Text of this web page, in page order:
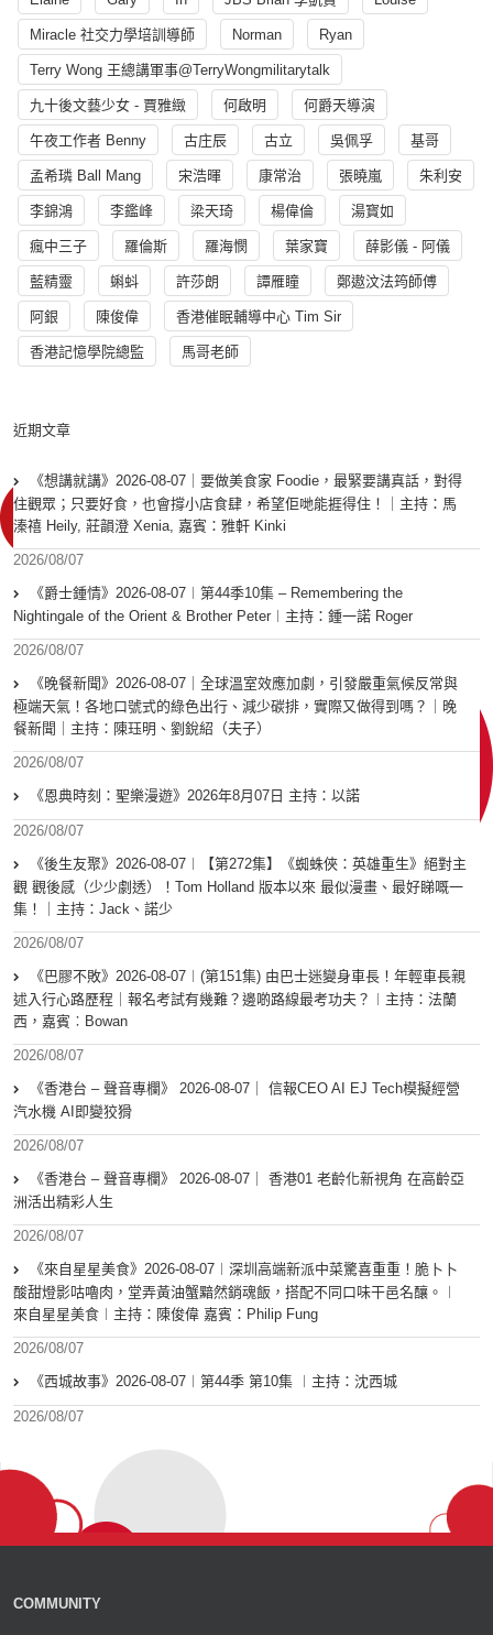
Miracle 社交力學培訓導師 Norman Ryan
Terry Wong 王總講軍事@TerryWongmilitarytalk
九十後文藝少女 - 賈雅緻 何啟明 何爵天導演
午夜工作者 Benny 古庄辰 古立 吳佩孚 基哥
孟希璘 Ball Mang 宋浩暉 康常治 張曉嵐 朱利安
李錦鴻 李鑑峰 梁天琦 楊偉倫 湯寳如
瘋中三子 羅倫斯 羅海憫 葉家寶 薛影儀 - 阿儀
藍精靈 蝌蚪 許莎朗 譚雁瞳 鄭遨汶法筠師傅
阿銀 陳俊偉 香港催眠輔導中心 Tim Sir
香港記憶學院總監 馬哥老師
近期文章
《想講就講》2026-08-07｜要做美食家 Foodie，最緊要講真話，對得
住觀眾；只要好食，也會撐小店食肆，希望佢哋能捱得住！｜主持：馬
溱禧 Heily, 莊韻澄 Xenia, 嘉賓：雅軒 Kinki
2026/08/07
《爵士鍾情》2026-08-07︱第44季10集 – Remembering the
Nightingale of the Orient & Brother Peter︱主持：鍾一諾 Roger
2026/08/07
《晚餐新聞》2026-08-07｜全球溫室效應加劇，引發嚴重氣候反常與
極端天氣！各地口號式的綠色出行、減少碳排，實際又做得到嗎？｜晚
餐新聞｜主持：陳珏明、劉銳紹（夫子）
2026/08/07
《恩典時刻：聖樂漫遊》2026年8月07日 主持：以諾
2026/08/07
《後生友聚》2026-08-07︱【第272集】《蜘蛛俠：英雄重生》絕對主
觀 觀後感（少少劇透）！Tom Holland 版本以來 最似漫畫、最好睇嘅一
集！｜主持：Jack、諾少
2026/08/07
《巴膠不敗》2026-08-07︱(第151集) 由巴士迷變身車長！年輕車長親
述入行心路歷程｜報名考試有幾難？邊啲路線最考功夫？︱主持：法蘭
西，嘉賓︰Bowan
2026/08/07
《香港台 – 聲音專欄》 2026-08-07｜ 信報CEO AI EJ Tech模擬經營
汽水機 AI即變狡猾
2026/08/07
《香港台 – 聲音專欄》 2026-08-07｜ 香港01 老齡化新視角 在高齡亞
洲活出精彩人生
2026/08/07
《來自星星美食》2026-08-07︱深圳高端新派中菜驚喜重重！脆卜卜
酸甜燈影咕嚕肉，堂弄黃油蟹黯然銷魂飯，搭配不同口味干邑名釀。︱
來自星星美食︱主持：陳俊偉 嘉賓：Philip Fung
2026/08/07
《西城故事》2026-08-07︱第44季 第10集 ︱主持：沈西城
2026/08/07
COMMUNITY